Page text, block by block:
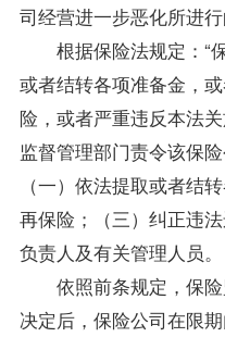
司经营进一步恶化所进行
根据保险法规定：“
或者结转各项准备金，
险，或者严重违反本法
监督管理部门责令该保
（一）依法提取或者结
再保险；（三）纠正违
负责人及有关管理人员。
依照前条规定，保险
决定后，保险公司在限